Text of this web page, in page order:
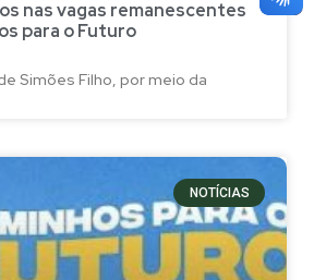
nas vagas remanescentes
para o Futuro
Simões Filho, por meio da
NOTÍCIAS